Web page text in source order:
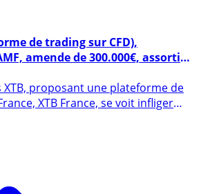
amende de 300.000€, assortie
XTB, proposant une plateforme de
XTB France, se voit infliger